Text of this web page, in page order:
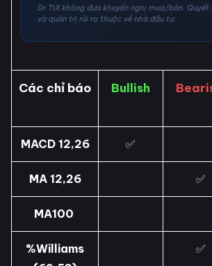
Dr TiX không đưa khuyến nghị mua/bán.
và quản trị rủi ro thuộc về nhà đầu tư.
Các chỉ báo Bullish
MACD 12,26 ✅
MA 12,26 ✅
MA100
%Williams
✅